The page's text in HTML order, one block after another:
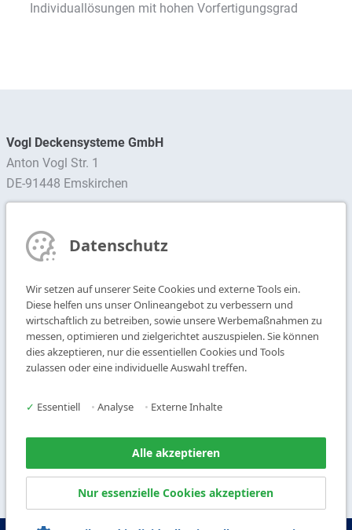
Individuallösungen mit hohen Vorfertigungsgrad
Vogl Deckensysteme GmbH
Anton Vogl Str. 1
DE-91448 Emskirchen
Newsletter abonnieren
+49 9104 825-0
+49 9104 825-250
info@vogl-deckensysteme.de
Service
Datenschutz
Wir setzen auf unserer Seite Cookies und externe Tools ein.
Diese helfen uns unser Onlineangebot zu verbessern und
wirtschaftlich zu betreiben, sowie unsere Werbemaßnahmen zu
messen, optimieren und zielgerichtet auszuspielen. Sie können
dies akzeptieren, nur die essentiellen Cookies und Tools
zulassen oder eine individuelle Auswahl treffen.
✓ Essentiell • Analyse • Externe Inhalte
Alle akzeptieren
Nur essenzielle Cookies akzeptieren